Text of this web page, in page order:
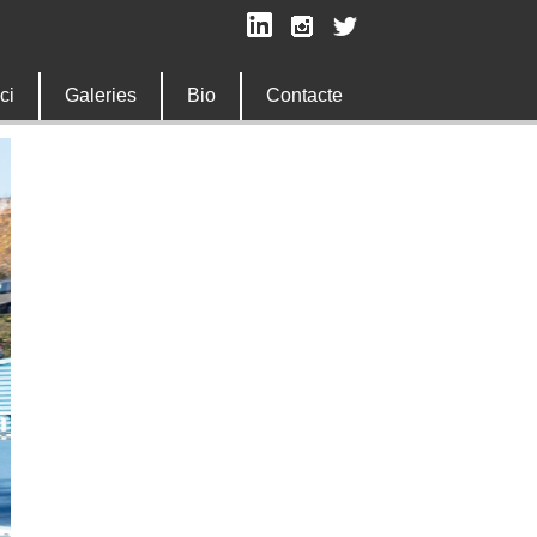
Galeries Bio Contacte